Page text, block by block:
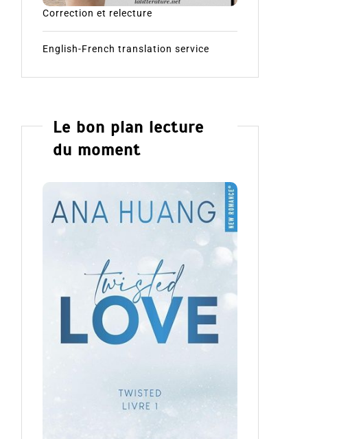
Correction et relecture
English-French translation service
Le bon plan lecture
du moment